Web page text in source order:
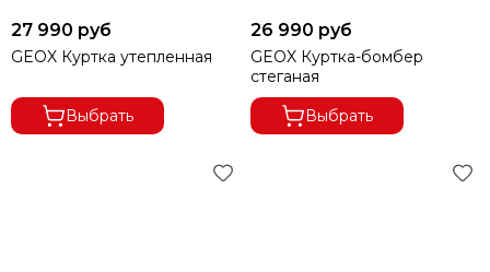
27 990 руб
GEOX Куртка утепленная
Выбрать
26 990 руб
GEOX Куртка-бомбер
стеганая
Выбрать